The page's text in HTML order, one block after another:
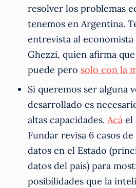
resolver los problemas
tenemos en Argentina.
entrevista al
Ghezzi, quien afirma
puede pero solo con la
Si queremos ser alguna
desarrollado es
altas capacidades.Acá el
Fundar revisa 6 casos
datos en el Estado
datos del país) para
posibilidades que la